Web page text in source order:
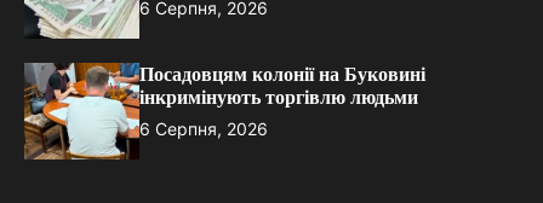
6 Серпня, 2026
Посадовцям колонії на Буковині
інкримінують торгівлю людьми
6 Серпня, 2026